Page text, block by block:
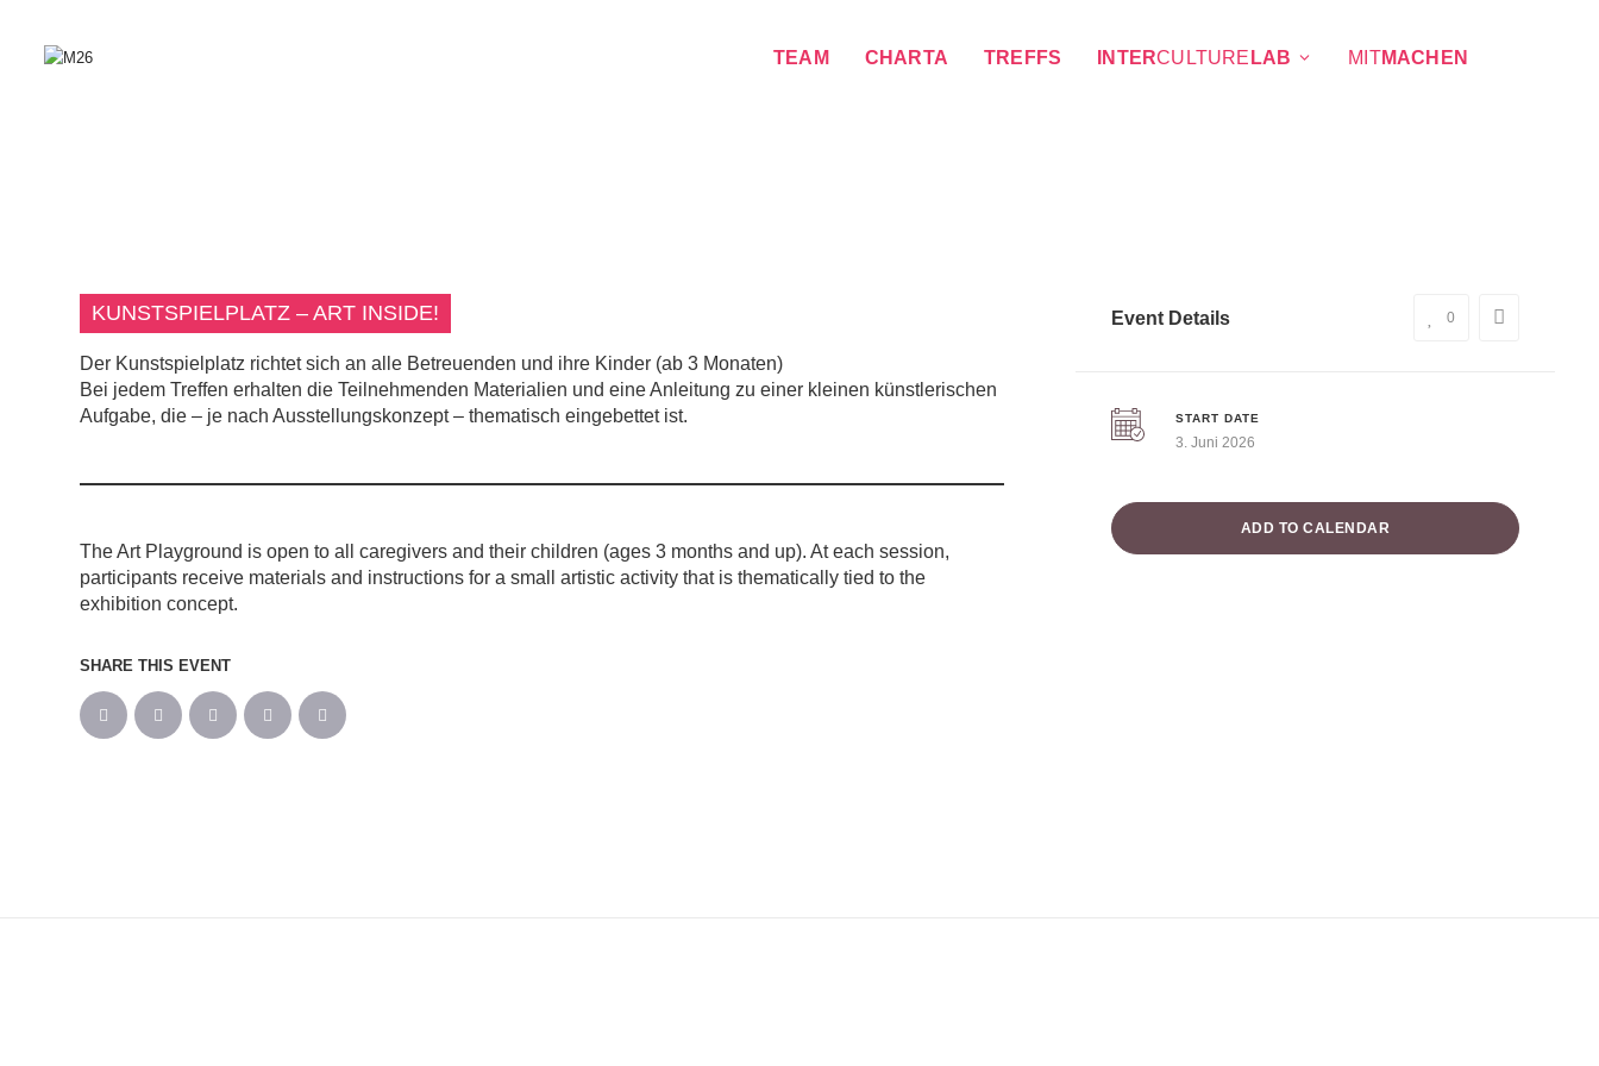
TEAM CHARTA TREFFS INTERCULTURE LAB MITMACHEN
KUNSTSPIELPLATZ – ART INSIDE!
Der Kunstspielplatz richtet sich an alle Betreuenden und ihre Kinder (ab 3 Monaten)
Bei jedem Treffen erhalten die Teilnehmenden Materialien und eine Anleitung zu einer kleinen künstlerischen
Aufgabe, die – je nach Ausstellungskonzept – thematisch eingebettet ist.
The Art Playground is open to all caregivers and their children (ages 3 months and up). At each session,
participants receive materials and instructions for a small artistic activity that is thematically tied to the
exhibition concept.
SHARE THIS EVENT
Event Details 0
START DATE
3. Juni 2026
ADD TO CALENDAR